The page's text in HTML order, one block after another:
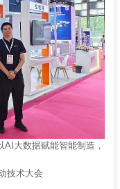
大数据赋能智能制造，
技术大会